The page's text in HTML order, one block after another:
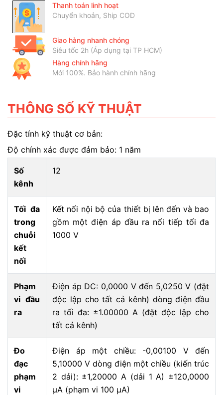
Thanh toán linh hoạt
Chuyển khoản, Ship COD
Giao hàng nhanh chóng
Siêu tốc 2h (Áp dụng tại TP HCM)
Hàng chính hãng
Mới 100%. Bảo hành chính hãng
THÔNG SỐ KỸ THUẬT
Đặc tính kỹ thuật cơ bản:
Độ chính xác được đảm bảo: 1 năm
Số
kênh
12
Tối đa
trong
chuỗi
kết
nối
Kết nối nội bộ của thiết bị lên đến và bao
gồm một điện áp đầu ra nối tiếp tối đa
1000 V
Phạm
vi đầu
ra
Điện áp DC: 0,0000 V đến 5,0250 V (đặt
độc lập cho tất cả kênh) dòng điện đầu
ra tối đa: ±1.00000 A (đặt độc lập cho
tất cả kênh)
Đo
đạc
phạm
vi
Điện áp một chiều: -0,00100 V đến
5,10000 V dòng điện một chiều (kiến trúc
2 dải): ±1,20000 A (dải 1 A) ±120,0000
μA (phạm vi 100 μA)